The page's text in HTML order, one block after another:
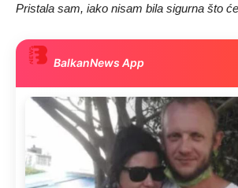
Pristala sam, iako nisam bila sigurna što
BalkanNews App